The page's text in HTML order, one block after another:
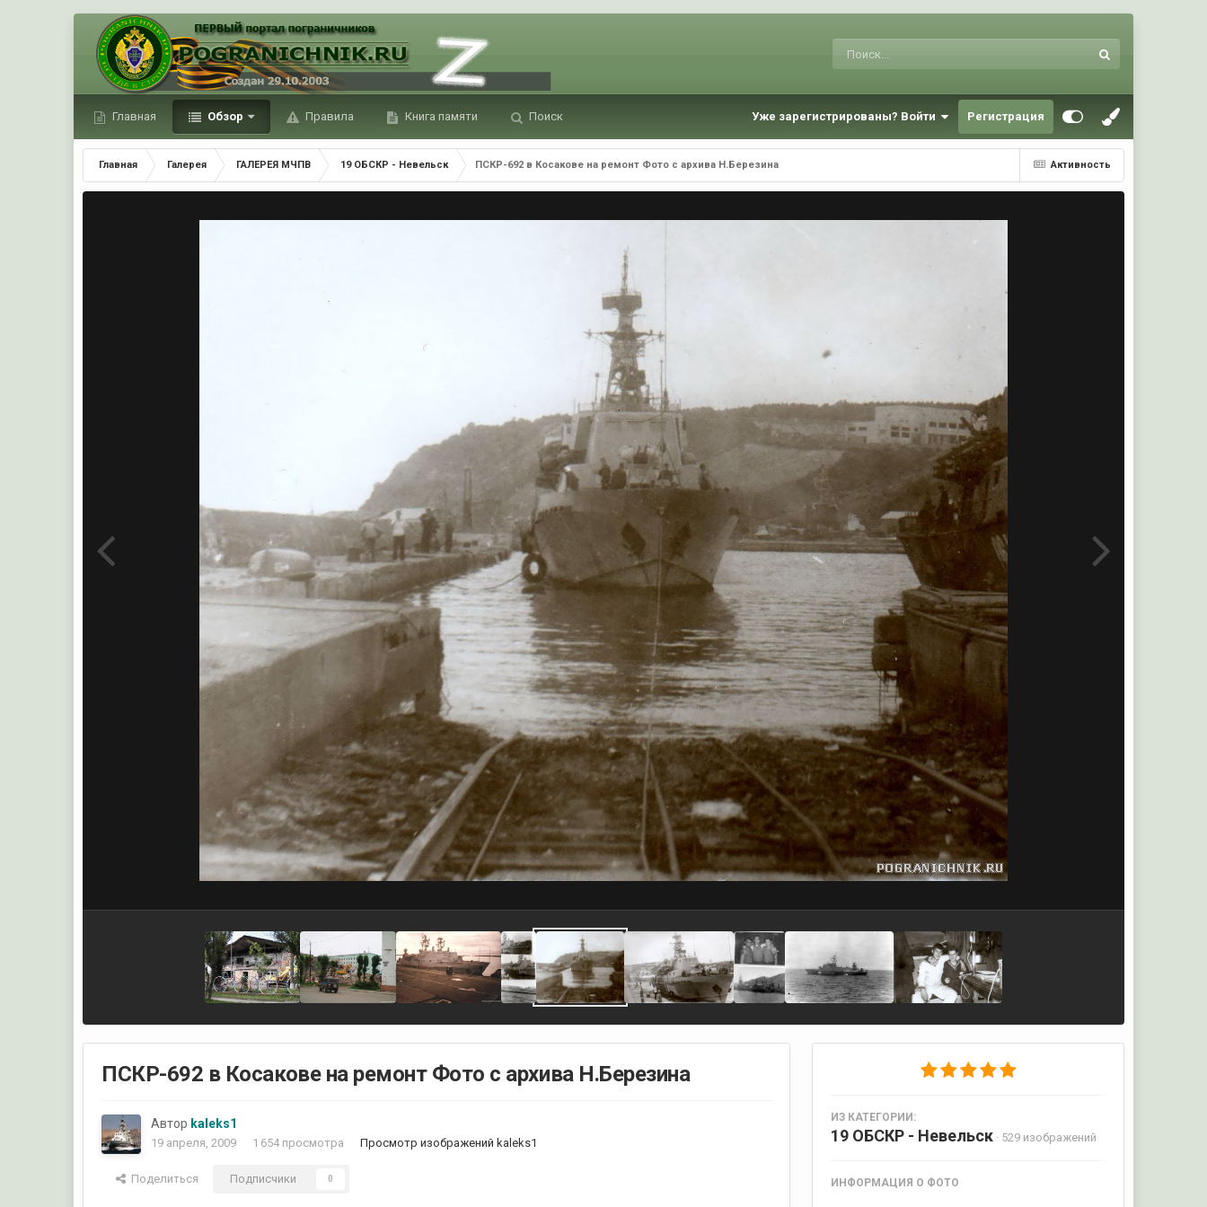
Главная Обзор Правила Книга памяти Поиск Уже зарегистрированы? Войти Регистрация
Активность
Главная Галерея ГАЛЕРЕЯ МЧПВ 19 ОБСКР - Невельск ПСКР-692 в Косакове на ремонт Фото с архива Н.Березина
ПСКР-692 в Косакове на ремонт Фото с архива Н.Березина
Автор kaleks1
19 апреля, 2009 1 654 просмотра Просмотр изображений kaleks1
Поделиться Подписчики 0
ИЗ КАТЕГОРИИ:
19 ОБСКР - Невельск · 529 изображений
ИНФОРМАЦИЯ О ФОТО